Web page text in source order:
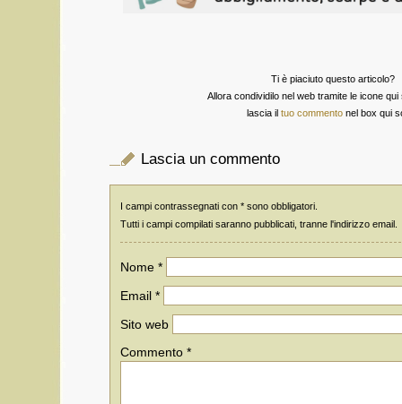
Ti è piaciuto questo articolo?
Allora condividilo nel web tramite le icone
lascia il tuo commento nel box qui
Lascia un commento
I campi contrassegnati con * sono obbligatori.
Tutti i campi compilati saranno pubblicati, tranne l'indirizzo email.
Nome *
Email *
Sito web
Commento *